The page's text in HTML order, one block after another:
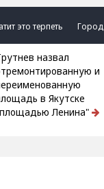
это терпеть Город
и
в Якутске
Ленина"